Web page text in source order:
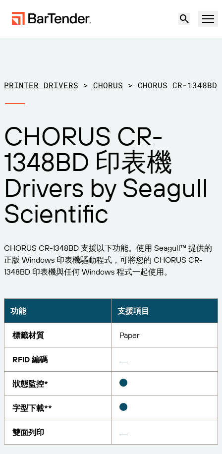
BarTender 標籤功能
標籤功能
建立
列印
物品和庫存追蹤
資產追蹤功能
查詢
報告
解決方案
使用案例
製造業
倉儲
零售
運輸與物流
按產業搜尋
化學品
食品及飲料
醫材
製藥
透過解決方案
供應商標籤管理
下載印表機驅動程式
支援方案
成功案例
部落格
網路研討會
研究報告
合作夥伴
成為合作夥伴
擴大企業規模。為客戶提供更多服務。與 BarTender
價和服務。
合作夥伴入口網站
作夥伴入口網站。
支援
支援中心
取得 BarTender 知識庫的說明、常見問題解答，還有
操作方法文章。
提交支援請求，取得目前提供支援的 BarTender 產品
技術協助。
為業務需求適時取得支援。
歡迎免費試用
Chinese (Traditional, Taiwan) 登入
合作夥伴入口網站
BarTender Cloud
Seagull Software
PRINTER DRIVERS > CHORUS > CHORUS CR-1348BD
CHORUS CR-
1348BD 印表機
Drivers by Seagull
Scientific
CHORUS CR-1348BD 支援以下功能。使用 Seagull™ 提供的
正版 Windows 印表機驅動程式，可將您的 CHORUS CR-
1348BD 印表機與任何 Windows 程式一起使用。
功能 支援項目
標籤材質 Paper
RFID 編碼
狀態監控*
字型下載**
雙面列印